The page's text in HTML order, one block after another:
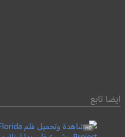
ايضا تابع